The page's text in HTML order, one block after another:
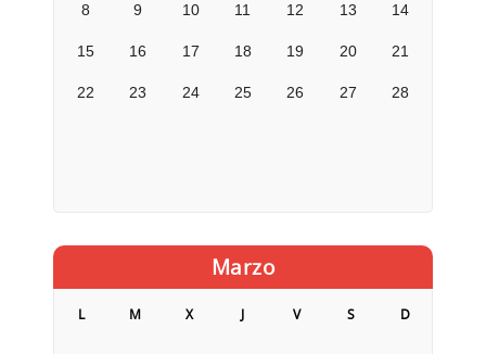
8 9 10 11 12 13 14
15 16 17 18 19 20 21
22 23 24 25 26 27 28
Marzo
L M X J V S D